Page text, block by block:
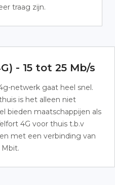
traag zijn.
- 15 tot 25 Mb/s
netwerk gaat heel snel.
is het alleen niet
bieden maatschappijen als
4G voor thuis t.b.v
met een verbinding van